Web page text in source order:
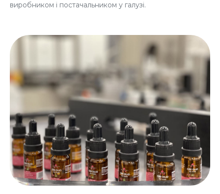
виробником і постачальником у галузі.